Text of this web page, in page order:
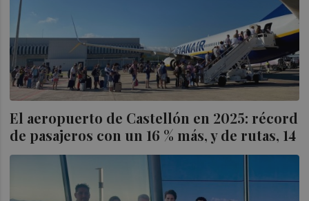
El aeropuerto de Castellón en 2025: récord
de pasajeros con un 16 % más, y de rutas, 14